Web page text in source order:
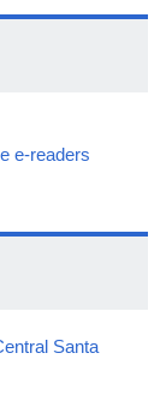
e-readers
Santa